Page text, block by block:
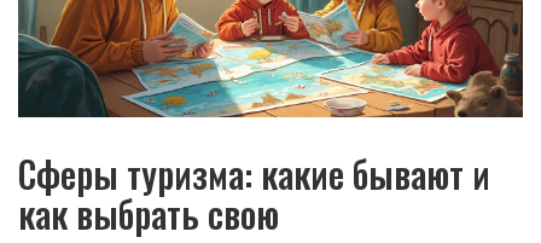
Сферы туризма: какие бывают и
как выбрать свою